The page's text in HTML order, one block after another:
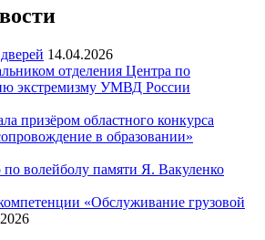
14.04.2026
отделения Центра по
экстремизму УМВД России
призёром областного конкурса
в образовании»
волейболу памяти Я. Вакуленко
«Обслуживание грузовой